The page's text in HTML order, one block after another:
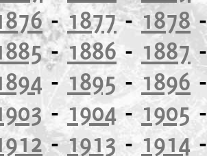
-1877-1878
-1886 - 1887
- 1895 - 1896
- 1904- 1905
-1913 -1914